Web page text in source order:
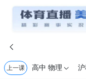

上一课 高中 物理 